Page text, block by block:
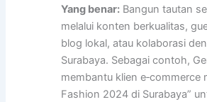
Yang benar: Bangun tautan
melalui konten berkualitas,
blog lokal, atau kolaborasi
Surabaya. Sebagai contoh,
membantu klien e‑commerce
Fashion 2024 di Surabaya”